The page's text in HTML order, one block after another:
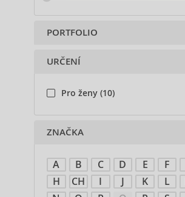
PORTFOLIO
Parfémy (10)
URČENÍ
Pro ženy (10)
ZNAČKA
A B C D E F
H
CH I J K L